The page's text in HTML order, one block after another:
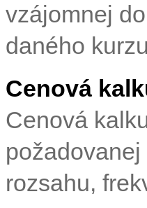
vzájomnej
daného
Cenová
Cenová
rozsahu,